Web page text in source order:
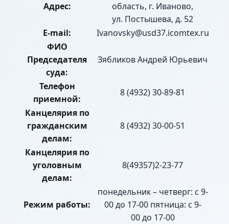
Адрес:
область, г. Иваново,
ул. Постышева, д. 52
E-mail:
Ivanovsky@usd37.icomtex.ru
ФИО
Председателя
суда:
Зябликов Андрей Юрьевич
Телефон
приемной:
8 (4932) 30-89-81
Канцелярия по
гражданским
делам:
8 (4932) 30-00-51
Канцелярия по
уголовным
делам:
8(49357)2-23-77
Режим работы:
понедельник – четверг: с 9-
00 до 17-00 пятница: с 9-
00 до 17-00